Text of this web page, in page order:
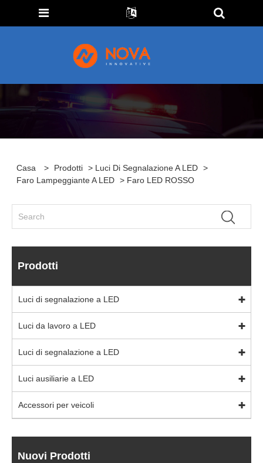
Casa > Prodotti > Luci Di Segnalazione A LED >
Faro Lampeggiante A LED > Faro LED ROSSO
Prodotti
Luci di segnalazione a LED
Luci da lavoro a LED
Luci di segnalazione a LED
Luci ausiliarie a LED
Accessori per veicoli
Nuovi Prodotti